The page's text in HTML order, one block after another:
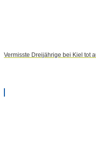
Vermisste Dreijährige bei Kiel tot